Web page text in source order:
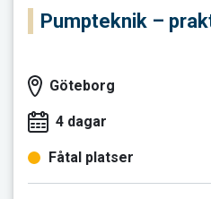
Pumpteknik –
Göteborg
4 dagar
Fåtal platser